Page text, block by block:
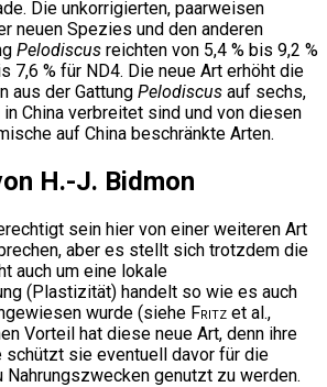
Die unkorrigierten, paarweisen
neuen Spezies und den anderen
Pelodiscus reichten von 5,4 % bis 9,2 %
7,6 % für ND4. Die neue Art erhöht die
aus der Gattung Pelodiscus auf sechs,
China verbreitet sind und von diesen
auf China beschränkte Arten.
H.-J. Bidmon
sein hier von einer weiteren Art
aber es stellt sich trotzdem die
auch um eine lokale
(Plastizität) handelt so wie es auch
wurde (siehe Fritz et al.,
Vorteil hat diese neue Art, denn ihre
schützt sie eventuell davor für die
genutzt zu werden.